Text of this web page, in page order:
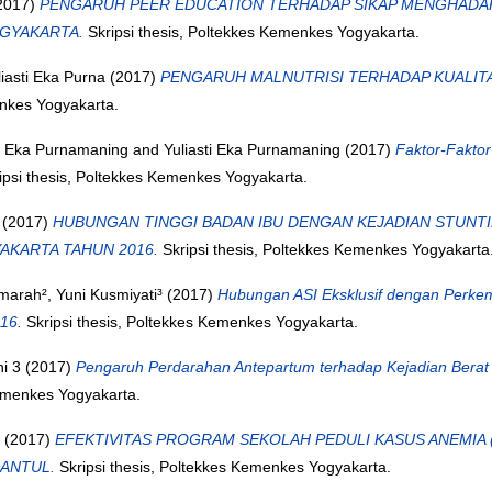
PENGARUH PEER EDUCATION TERHADAP SIKAP
Skripsi thesis, Poltekkes Kemenkes Yogyakarta.
Eka Purna (2017) PENGARUH MALNUTRISI TERHADAP
Yogyakarta.
Eka Purnamaning and Yuliasti Eka Purnamaning (2017) Faktor-
thesis, Poltekkes Kemenkes Yogyakarta.
HUBUNGAN TINGGI BADAN IBU DENGAN KEJADIAN
TAHUN 2016. Skripsi thesis, Poltekkes Kemenkes
Yuni Kusmiyati³ (2017) Hubungan ASI Eksklusif dengan
Skripsi thesis, Poltekkes Kemenkes Yogyakarta.
3 (2017) Pengaruh Perdarahan Antepartum terhadap Kejadian
Yogyakarta.
(2017) EFEKTIVITAS PROGRAM SEKOLAH PEDULI KASUS
Skripsi thesis, Poltekkes Kemenkes Yogyakarta.